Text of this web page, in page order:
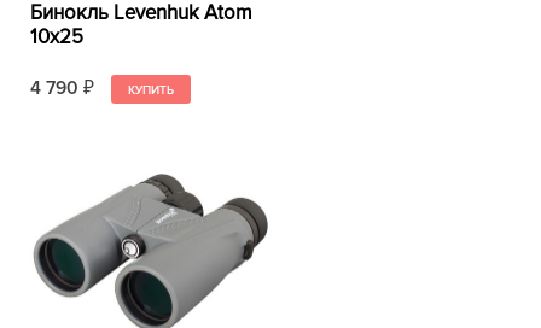
Бинокль Levenhuk Atom
10x25
4 790 ₽